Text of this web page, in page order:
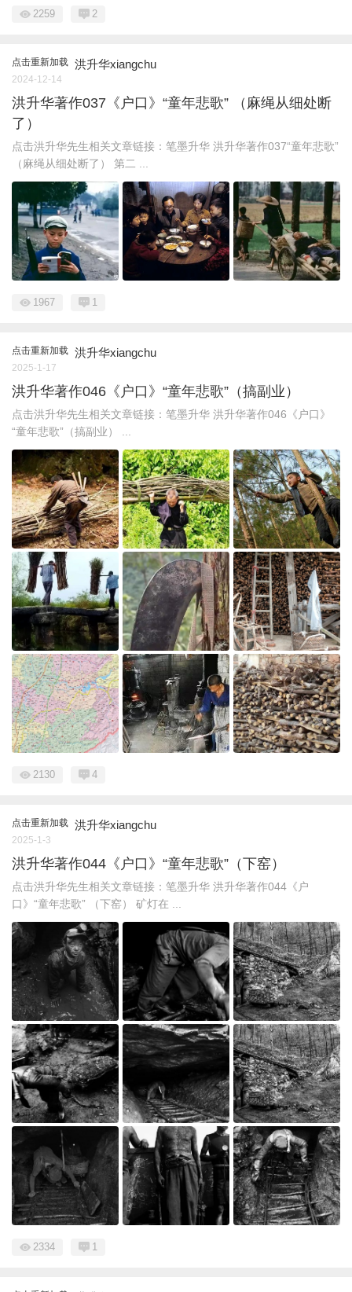
2259 2
点击重新加载 洪升华xiangchu
2024-12-14
洪升华著作037《户口》“童年悲歌” （麻绳从细处断
了）
点击洪升华先生相关文章链接：笔墨升华 洪升华著作037“童年悲歌”
（麻绳从细处断了） 第二 ...
1967 1
点击重新加载 洪升华xiangchu
2025-1-17
洪升华著作046《户口》“童年悲歌”（搞副业）
点击洪升华先生相关文章链接：笔墨升华 洪升华著作046《户口》
“童年悲歌”（搞副业） ...
2130 4
点击重新加载 洪升华xiangchu
2025-1-3
洪升华著作044《户口》“童年悲歌”（下窑）
点击洪升华先生相关文章链接：笔墨升华 洪升华著作044《户
口》“童年悲歌” （下窑） 矿灯在 ...
2334 1